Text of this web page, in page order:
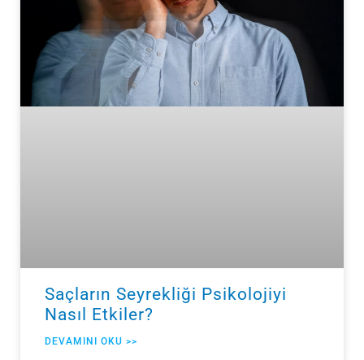
Saçların Seyrekliği Psikolojiyi
Nasıl Etkiler?
DEVAMINI OKU >>